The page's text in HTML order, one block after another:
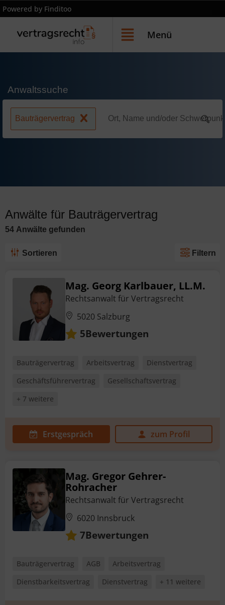
Powered by Finditoo
Menü
Anwaltssuche
Bauträgervertrag
Anwälte für Bauträgervertrag
54 Anwälte gefunden
Sortieren Filtern
Mag. Georg Karlbauer, LL.M.
Rechtsanwalt für Vertragsrecht
5020 Salzburg
5Bewertungen
Bauträgervertrag Arbeitsvertrag
Dienstvertrag
Geschäftsführervertrag
Gesellschaftsvertrag
+ 7 weitere
Erstgespräch zum Profil
Mag. Gregor Gehrer-
Rohracher
Rechtsanwalt für Vertragsrecht
6020 Innsbruck
7Bewertungen
Bauträgervertrag AGB
Arbeitsvertrag
Dienstbarkeitsvertrag
Dienstvertrag + 11 weitere